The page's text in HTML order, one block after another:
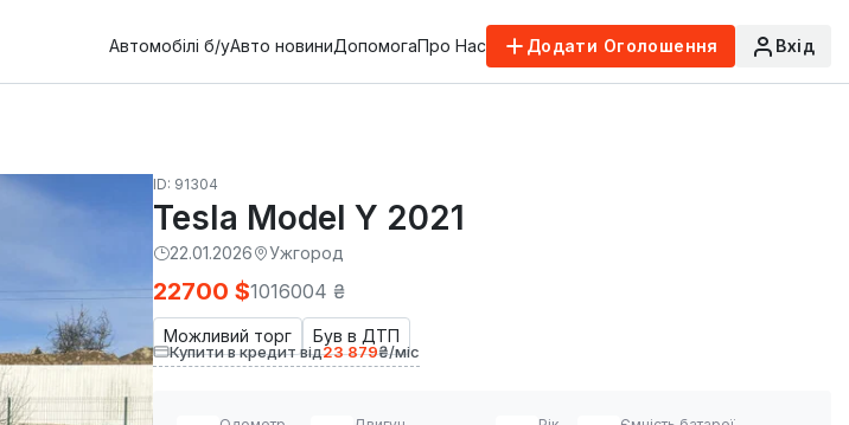
Автомобілі б/уАвто новиниДопомогаПро Нас Додати Оголошення Вхід
ID: 91304
Tesla Model Y 2021
22.01.2026 Ужгород
Можливий торг Був в ДТП
22700 $1016004 ₴
Купити в кредит від23 879₴/міс